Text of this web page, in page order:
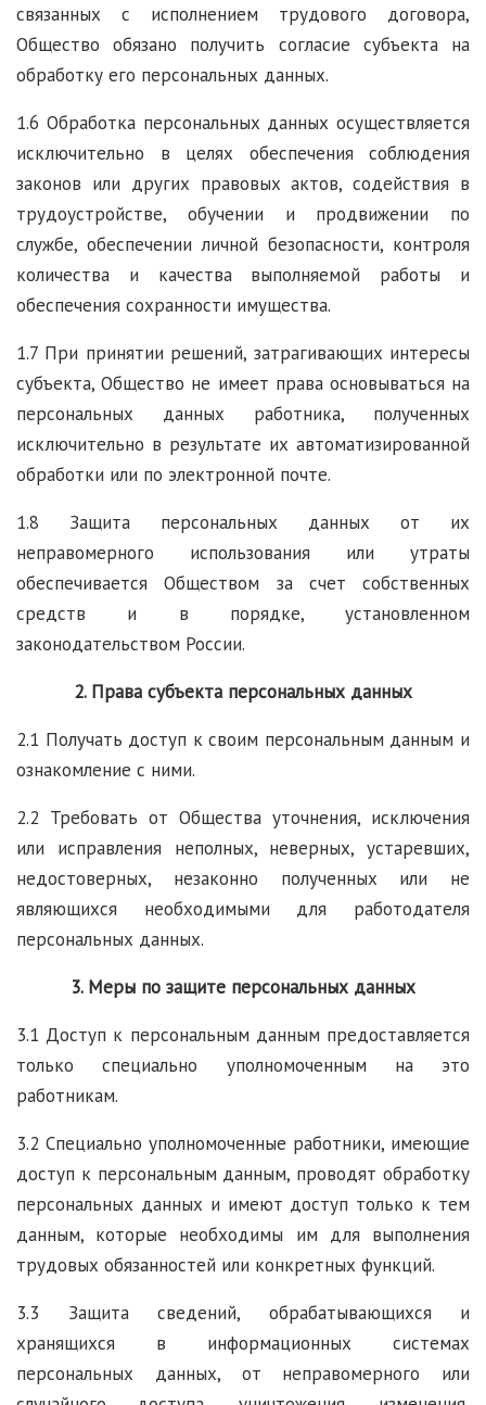
связанных с исполнением трудового договора,
Общество обязано получить согласие субъекта на
обработку его персональных данных.
1.6 Обработка персональных данных осуществляется
исключительно в целях обеспечения соблюдения
законов или других правовых актов, содействия в
трудоустройстве, обучении и продвижении по
службе, обеспечении личной безопасности, контроля
количества и качества выполняемой работы и
обеспечения сохранности имущества.
1.7 При принятии решений, затрагивающих интересы
субъекта, Общество не имеет права основываться на
персональных данных работника, полученных
исключительно в результате их автоматизированной
обработки или по электронной почте.
1.8 Защита персональных данных от их
неправомерного использования или утраты
обеспечивается Обществом за счет собственных
средств и в порядке, установленном
законодательством России.
2. Права субъекта персональных данных
2.1 Получать доступ к своим персональным данным и
ознакомление с ними.
2.2 Требовать от Общества уточнения, исключения
или исправления неполных, неверных, устаревших,
недостоверных, незаконно полученных или не
являющихся необходимыми для работодателя
персональных данных.
3. Меры по защите персональных данных
3.1 Доступ к персональным данным предоставляется
только специально уполномоченным на это
работникам.
3.2 Специально уполномоченные работники, имеющие
доступ к персональным данным, проводят обработку
персональных данных и имеют доступ только к тем
данным, которые необходимы им для выполнения
трудовых обязанностей или конкретных функций.
3.3 Защита сведений, обрабатывающихся и
хранящихся в информационных системах
персональных данных, от неправомерного или